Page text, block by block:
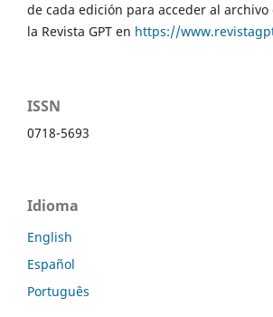
de cada edición para acceder al
la Revista GPT en https://
ISSN
0718-5693
Idioma
English
Español
Português